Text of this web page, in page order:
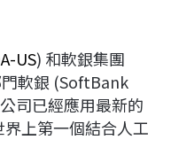
US) 和軟銀集團
軟銀 (SoftBank
司已經應用最新的
上第一個結合人工